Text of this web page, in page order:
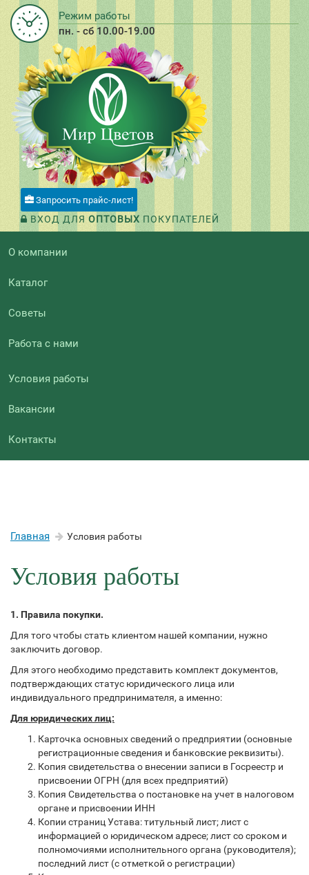
Режим работы
пн. - сб 10.00-19.00
Запросить прайс-лист!
ВХОД ДЛЯ ОПТОВЫХ ПОКУПАТЕЛЕЙ
О компании
Каталог
Советы
Работа с нами
Условия работы
Вакансии
Контакты
Главная Условия работы
Условия работы
1. Правила покупки.
Для того чтобы стать клиентом нашей компании, нужно
заключить договор.
Для этого необходимо представить комплект документов,
подтверждающих статус юридического лица или
индивидуального предпринимателя, а именно:
Для юридических лиц:
Карточка основных сведений о предприятии (основные
регистрационные сведения и банковские реквизиты).
Копия свидетельства о внесении записи в Госреестр и
присвоении ОГРН (для всех предприятий)
Копия Свидетельства о постановке на учет в налоговом
органе и присвоении ИНН
Копии страниц Устава: титульный лист; лист с
информацией о юридическом адресе; лист со сроком и
полномочиями исполнительного органа (руководителя);
последний лист (с отметкой о регистрации)